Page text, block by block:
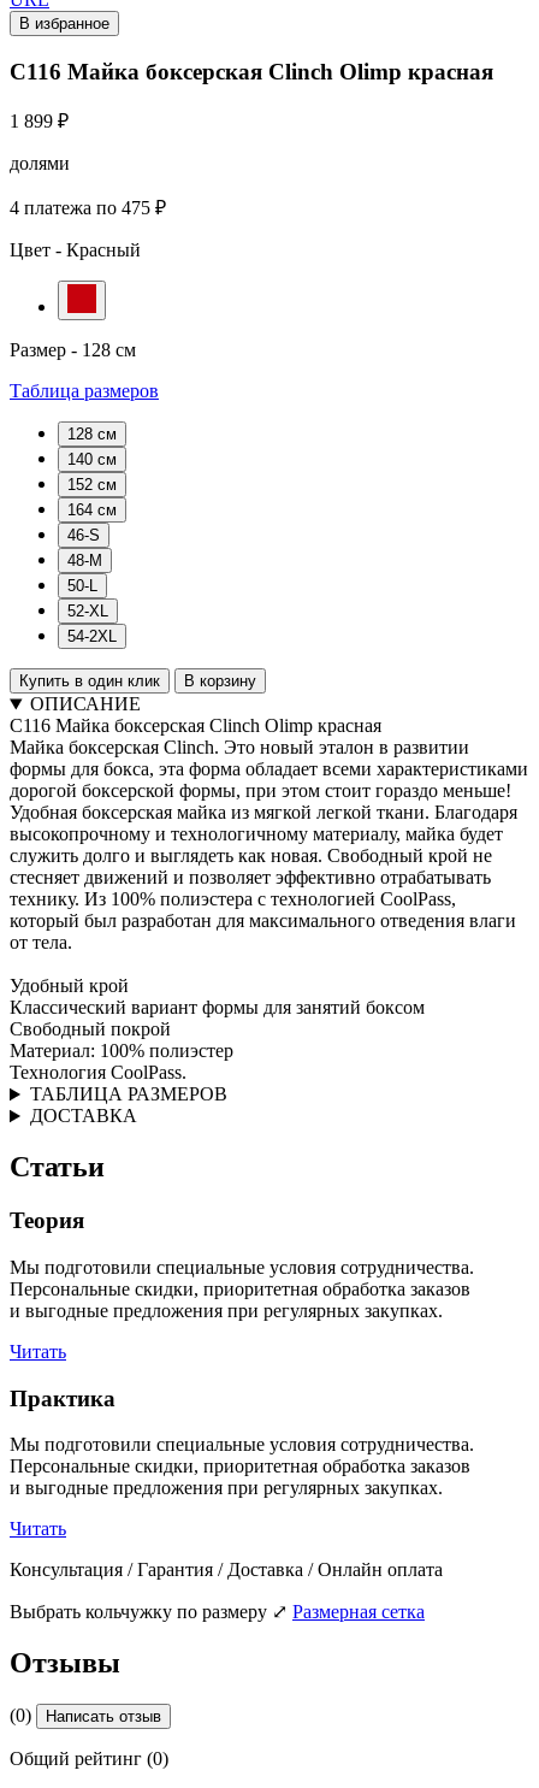
В избранное
C116 Майка боксерская Clinch Olimp красная
1 899 ₽
долями
4 платежа по 475 ₽
Цвет - Красный
Размер - 128 см
Таблица размеров
128 см
140 см
152 см
164 см
46-S
48-M
50-L
52-XL
54-2XL
Купить в один клик В корзину
ОПИСАНИЕ
C116 Майка боксерская Clinch Olimp красная
Майка боксерская Clinch. Это новый эталон в развитии
формы для бокса, эта форма обладает всеми характеристиками
дорогой боксерской формы, при этом стоит гораздо меньше!
Удобная боксерская майка из мягкой легкой ткани. Благодаря
высокопрочному и технологичному материалу, майка будет
служить долго и выглядеть как новая. Свободный крой не
стесняет движений и позволяет эффективно отрабатывать
технику. Из 100% полиэстера с технологией CoolPass,
который был разработан для максимального отведения влаги
от тела.
Удобный крой
Классический вариант формы для занятий боксом
Свободный покрой
Материал: 100% полиэстер
Технология CoolPass.
ТАБЛИЦА РАЗМЕРОВ
ДОСТАВКА
Статьи
Теория
Мы подготовили специальные условия сотрудничества.
Персональные скидки, приоритетная обработка заказов
и выгодные предложения при регулярных закупках.
Читать
Практика
Мы подготовили специальные условия сотрудничества.
Персональные скидки, приоритетная обработка заказов
и выгодные предложения при регулярных закупках.
Читать
Консультация / Гарантия / Доставка / Онлайн оплата
Выбрать кольчужку по размеру ⤢ Размерная сетка
Отзывы
(0) Написать отзыв
Общий рейтинг (0)